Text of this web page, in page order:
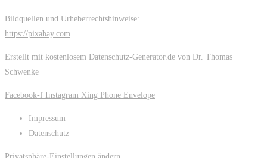
Bildquellen und Urheberrechtshinweise:
https://pixabay.com
Erstellt mit kostenlosem Datenschutz-Generator.de von Dr. Thomas
Schwenke
Facebook-f Instagram Xing Phone Envelope
Impressum
Datenschutz